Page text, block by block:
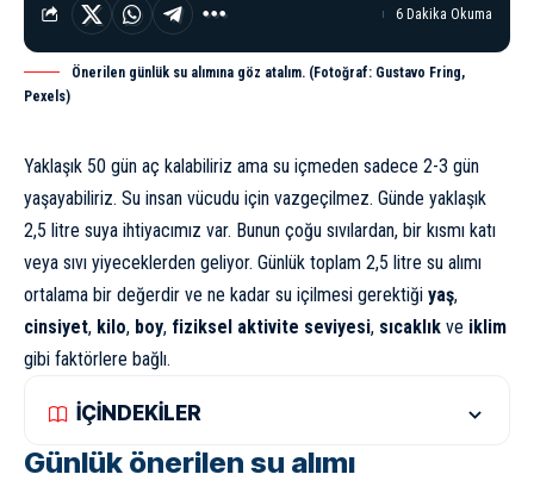
6 Dakika Okuma
Önerilen günlük su alımına göz atalım. (Fotoğraf: Gustavo Fring,
Pexels)
Yaklaşık 50 gün aç kalabiliriz ama su içmeden sadece 2-3 gün
yaşayabiliriz. Su insan vücudu için vazgeçilmez. Günde yaklaşık
2,5 litre suya ihtiyacımız var. Bunun çoğu sıvılardan, bir kısmı katı
veya sıvı yiyeceklerden geliyor. Günlük toplam 2,5 litre su alımı
ortalama bir değerdir ve ne kadar su içilmesi gerektiği yaş,
cinsiyet, kilo, boy, fiziksel aktivite seviyesi, sıcaklık ve iklim
gibi faktörlere bağlı.
İÇİNDEKİLER
Günlük önerilen su alımı